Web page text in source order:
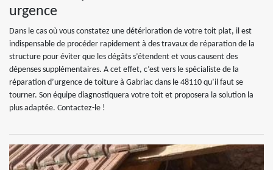
urgence
Dans le cas où vous constatez une détérioration de votre toit plat, il est
indispensable de procéder rapidement à des travaux de réparation de la
structure pour éviter que les dégâts s’étendent et vous causent des
dépenses supplémentaires. A cet effet, c’est vers le spécialiste de la
réparation d’urgence de toiture à Gabriac dans le 48110 qu’il faut se
tourner. Son équipe diagnostiquera votre toit et proposera la solution la
plus adaptée. Contactez-le !